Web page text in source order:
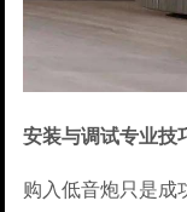
安装与调试专业技
购入低音炮只是成